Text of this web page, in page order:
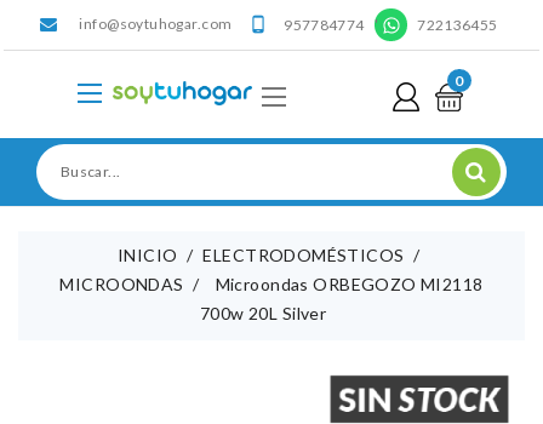
info@soytuhogar.com  957784774 ' 722136455
0
INICIO
ELECTRODOMÉSTICOS
MICROONDAS
Microondas ORBEGOZO MI2118
700w 20L Silver